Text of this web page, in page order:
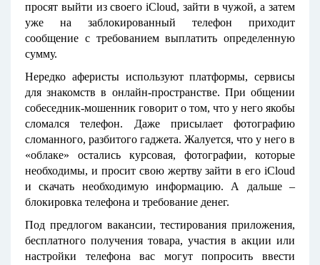
просят выйти из своего iCloud, зайти в чужой, а затем
уже на заблокированный телефон приходит
сообщение с требованием выплатить определенную
сумму.
Нередко аферисты используют платформы, сервисы
для знакомств в онлайн-пространстве. При общении
собеседник-мошенник говорит о том, что у него якобы
сломался телефон. Даже присылает фотографию
сломанного, разбитого гаджета. Жалуется, что у него в
«облаке» остались курсовая, фотографии, которые
необходимы, и просит свою жертву зайти в его iCloud
и скачать необходимую информацию. А дальше –
блокировка телефона и требование денег.
Под предлогом вакансии, тестирования приложения,
бесплатного получения товара, участия в акции или
настройки телефона вас могут попросить ввести